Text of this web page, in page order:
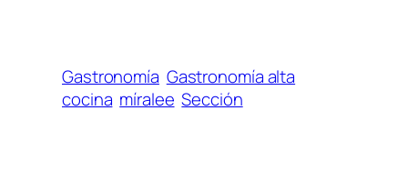
Gastronomía Gastronomía alta
cocina míralee Sección